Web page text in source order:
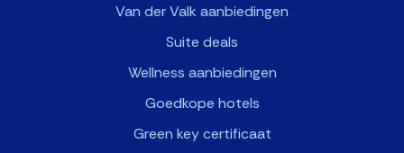
Van der Valk aanbiedingen
Suite deals
Wellness aanbiedingen
Goedkope hotels
Green key certificaat